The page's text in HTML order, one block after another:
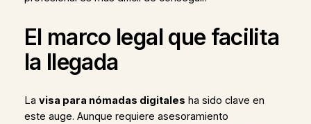
El marco legal que facilita
la llegada
La visa para nómadas digitales ha sido clave en
este auge. Aunque requiere asesoramiento